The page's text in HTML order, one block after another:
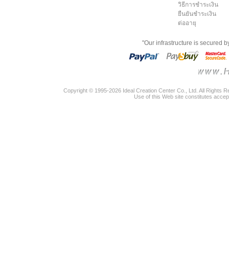
วิธีการชำระเงิน
ยืนยันชำระเงิน
ต่ออายุ
"Our infrastructure is secured
Copyright © 1995-2026 Ideal Creation Center Co., Ltd. All Rights
Use of this Web site constitutes